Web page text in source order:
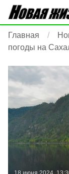
Главная
погоды на